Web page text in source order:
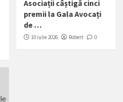
Asociații câștigă cinci
premii la Gala Avocați
de …
10 iulie 2026 Robert 0